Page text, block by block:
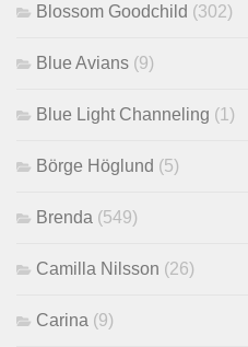
Blossom Goodchild (302)
Blue Avians (9)
Blue Light Channeling (1)
Börge Höglund (5)
Brenda (549)
Camilla Nilsson (26)
Carina (9)